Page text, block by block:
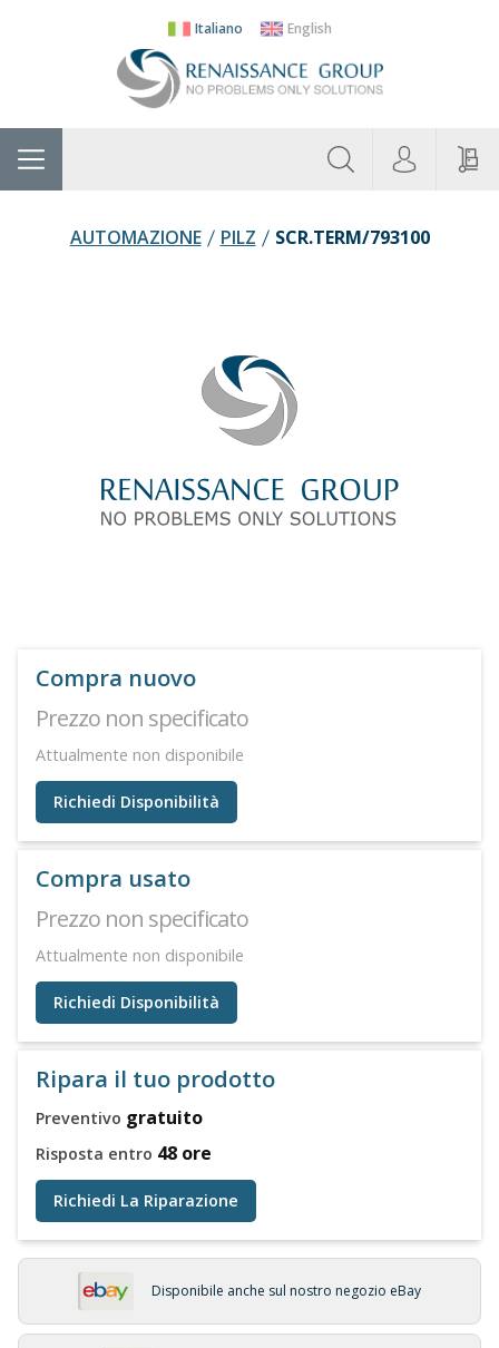
Italiano English
Home Contatti
AUTOMAZIONE PILZ SCR.TERM/793100
Compra nuovo
Prezzo non specificato
Attualmente non disponibile
Richiedi Disponibilità
Compra usato
Prezzo non specificato
Attualmente non disponibile
Richiedi Disponibilità
Ripara il tuo prodotto
Preventivo gratuito
Risposta entro 48 ore
Richiedi La Riparazione
Disponibile anche sul nostro negozio eBay